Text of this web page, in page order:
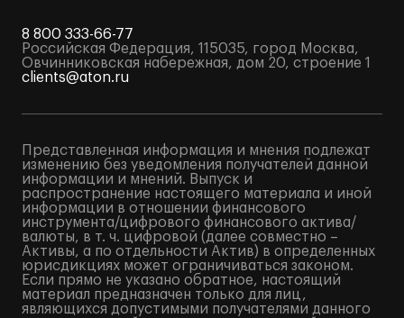
8 800 333-66-77
Российская Федерация, 115035, город Москва,
Овчинниковская набережная, дом 20, строение 1
clients@aton.ru
Представленная информация и мнения подлежат
изменению без уведомления получателей данной
информации и мнений. Выпуск и
распространение настоящего материала и иной
информации в отношении финансового
инструмента/цифрового финансового актива/
валюты, в т. ч. цифровой (далее совместно –
Активы, а по отдельности Актив) в определенных
юрисдикциях может ограничиваться законом.
Если прямо не указано обратное, настоящий
материал предназначен только для лиц,
являющихся допустимыми получателями данного